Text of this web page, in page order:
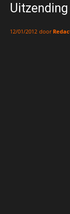
12/01/2012 door